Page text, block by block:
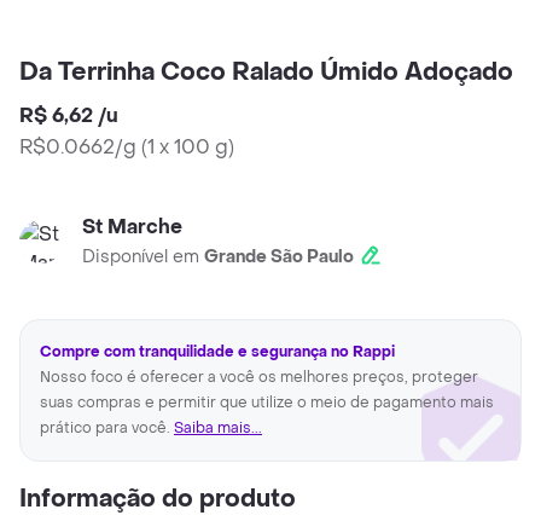
Da Terrinha Coco Ralado Úmido Adoçado
R$ 6,62 /u
R$0.0662/g (1 x 100 g)
St Marche
Disponível em Grande São Paulo
Compre com tranquilidade e segurança no Rappi
Nosso foco é oferecer a você os melhores preços, proteger
suas compras e permitir que utilize o meio de pagamento mais
prático para você. Saiba mais...
Informação do produto